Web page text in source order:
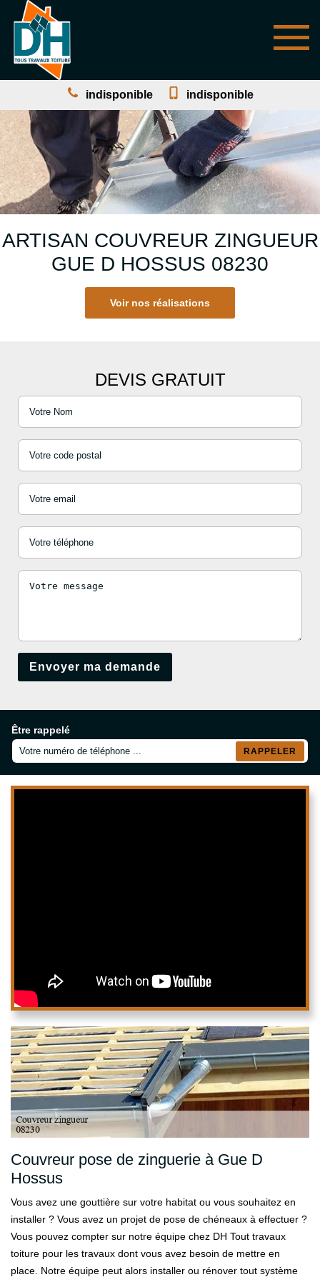
indisponible indisponible
ARTISAN COUVREUR ZINGUEUR
GUE D HOSSUS 08230
Voir nos réalisations
DEVIS GRATUIT
Être rappelé
Couvreur pose de zinguerie à Gue D
Hossus
Vous avez une gouttière sur votre habitat ou vous souhaitez en
installer ? Vous avez un projet de pose de chéneaux à effectuer ?
Vous pouvez compter sur notre équipe chez DH Tout travaux
toiture pour les travaux dont vous avez besoin de mettre en
place. Notre équipe peut alors installer ou rénover tout système